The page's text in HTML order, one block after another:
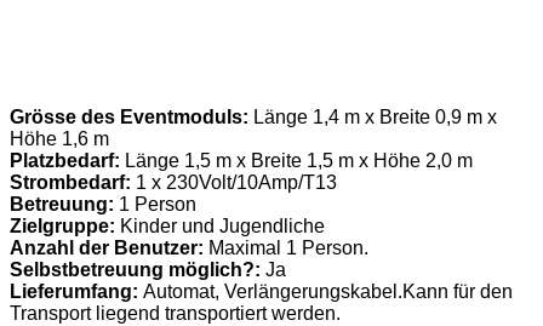
Grösse des Eventmoduls: Länge 1,4 m x Breite 0,9 m x
Höhe 1,6 m
Platzbedarf: Länge 1,5 m x Breite 1,5 m x Höhe 2,0 m
Strombedarf: 1 x 230Volt/10Amp/T13
Betreuung: 1 Person
Zielgruppe: Kinder und Jugendliche
Anzahl der Benutzer: Maximal 1 Person.
Selbstbetreuung möglich?: Ja
Lieferumfang: Automat, Verlängerungskabel.Kann für den
Transport liegend transportiert werden.